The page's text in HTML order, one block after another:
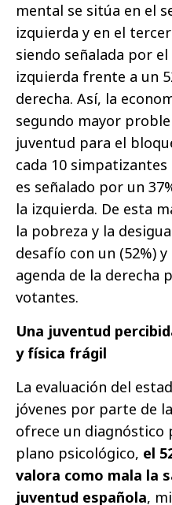
mental se sitúa en el
izquierda y en el
siendo señalada por
izquierda frente a un
derecha. Así, la
segundo mayor
juventud para el
cada 10
es señalado por un
la izquierda. De esta
la pobreza y la
desafío con un (52%)
agenda de la derecha
votantes.
Una juventud
y física frágil
La evaluación del
jóvenes por parte de
ofrece un diagnóstico
plano psicológico, el
valora como mala la
juventud española,